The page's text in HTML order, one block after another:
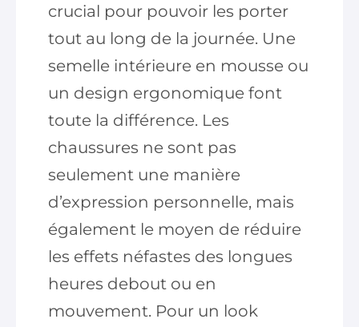
crucial pour pouvoir les porter
tout au long de la journée. Une
semelle intérieure en mousse ou
un design ergonomique font
toute la différence. Les
chaussures ne sont pas
seulement une manière
d’expression personnelle, mais
également le moyen de réduire
les effets néfastes des longues
heures debout ou en
mouvement. Pour un look